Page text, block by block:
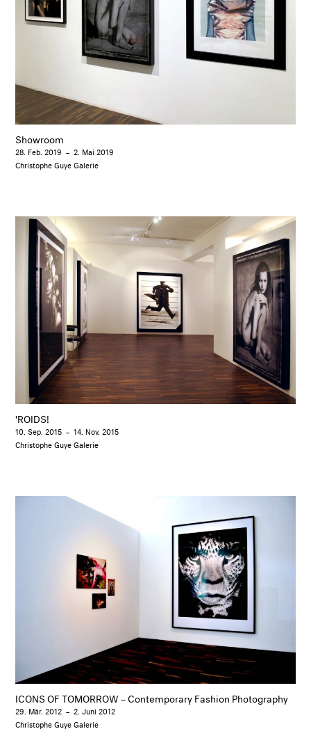
Showroom
28. Feb. 2019 – 2. Mai 2019
Christophe Guye Galerie
'ROIDS!
10. Sep. 2015 –14. Nov. 2015
Christophe Guye Galerie
ICONS OF TOMORROW – Contemporary Fashion Photography
29. Mär. 2012 – 2. Juni 2012
Christophe Guye Galerie